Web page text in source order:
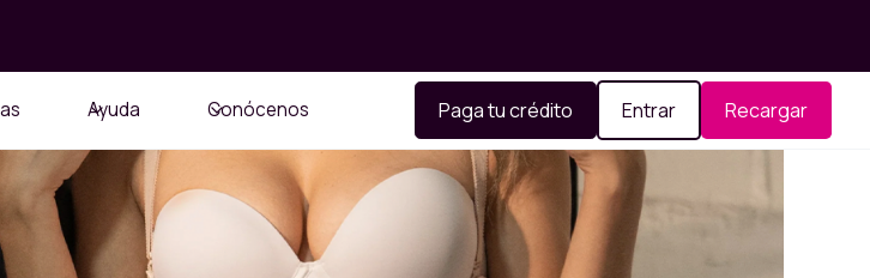
Ayuda Conócenos Paga tu crédito Entrar Recargar